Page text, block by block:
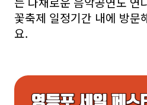
꽃축제 일정기간 내에 방문
요.